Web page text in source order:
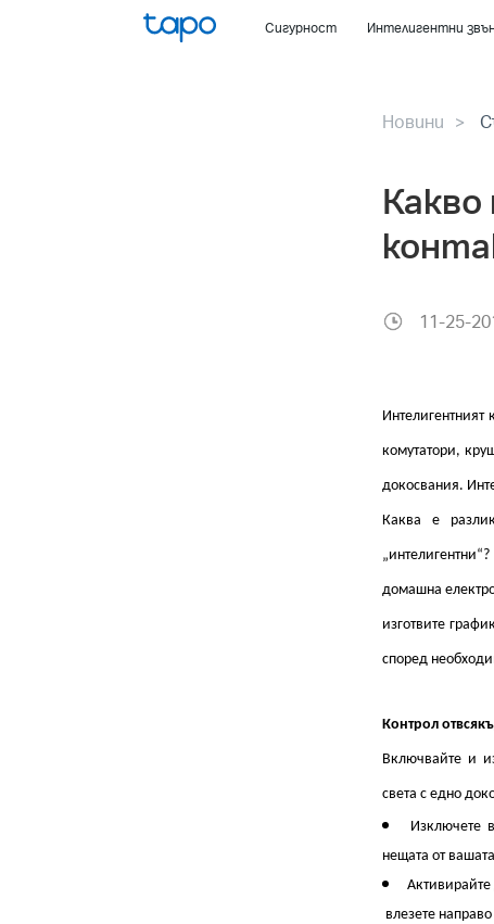
Сигурност Интелигентни
Новини
11-25-
Интелигентният
комутатори,
докосвания.
Каква е
домашна
изготвите
според
Контрол
Включвайте и
света с едно
Изключете
нещата от
влезете